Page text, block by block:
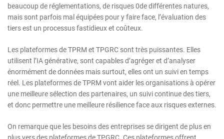
beaucoup de réglementations, de risques 0de différentes natures,
mais sont parfois mal équipées pour y faire face, l’évaluation des
tiers est un processus fastidieux et coûteux.
Les plateformes de TPRM et TPGRC sont très puissantes. Elles
utilisent l’IA générative, sont capables d’agréger et d’analyser
énormément de données mais surtout, elles ont un suivi en temps
réel. Les plateformes de TPRM vont aider les organisations à opérer
une meilleure sélection des partenaires, un suivi continue des tiers,
et donc permettre une meilleure résilience face aux risques externes.
On remarque que les besoins des entreprises se dirigent de plus en